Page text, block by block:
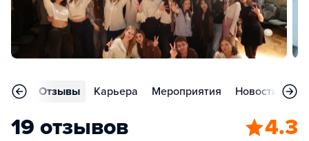
Отзывы Карьера Мероприятия Новости
19 отзывов 4.3